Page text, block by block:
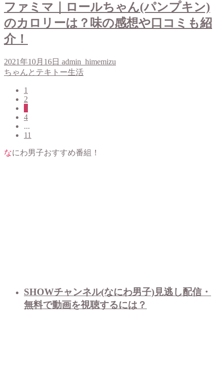
ファミマ｜ロールちゃん(パンプキン)
のカロリーは？味の感想や口コミも紹
介！
2021年10月16日 admin_himemizu
ちゃんとテキトー生活
1
2
3
4
...
11
なにわ男子おすすめ番組！
SHOWチャンネル(なにわ男子)見逃し配信・
無料で動画を視聴するには？